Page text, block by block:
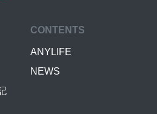
CONTENTS
ANYLIFE
NEWS